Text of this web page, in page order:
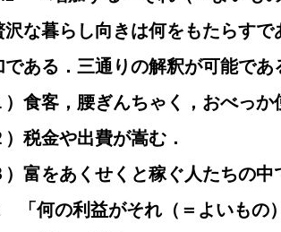
な暮らし向きは何をもたらすで
である．三通りの解釈が可能であ
食客，腰ぎんちゃく，おべっか
税金や出費が嵩む．
富をあくせくと稼ぐ人たちの中
　「何の利益がそれ（＝よいも